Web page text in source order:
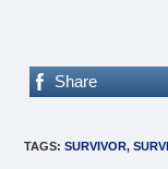
Share
TAGS:SURVIVOR,